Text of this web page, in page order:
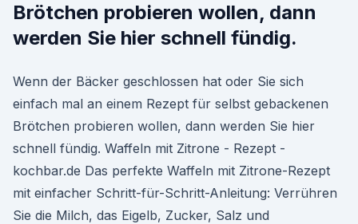
Brötchen probieren wollen, dann
werden Sie hier schnell fündig.
Wenn der Bäcker geschlossen hat oder Sie sich
einfach mal an einem Rezept für selbst gebackenen
Brötchen probieren wollen, dann werden Sie hier
schnell fündig. Waffeln mit Zitrone - Rezept -
kochbar.de Das perfekte Waffeln mit Zitrone-Rezept
mit einfacher Schritt-für-Schritt-Anleitung: Verrühren
Sie die Milch, das Eigelb, Zucker, Salz und